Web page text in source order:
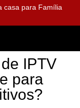
casa para Família
IPTV
para